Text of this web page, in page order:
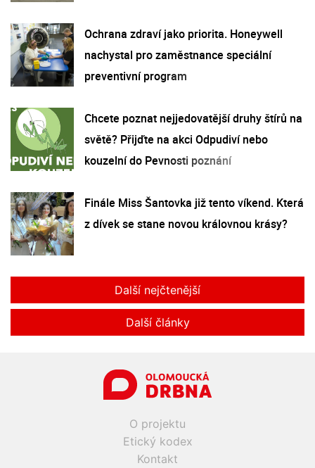
Ochrana zdraví jako priorita. Honeywell
nachystal pro zaměstnance speciální
preventivní program
Chcete poznat nejjedovatější druhy štírů na
světě? Přijďte na akci Odpudiví nebo
kouzelní do Pevnosti poznání
Finále Miss Šantovka již tento víkend. Která
z dívek se stane novou královnou krásy?
Další nejčtenější
Další články
O projektu
Etický kodex
Kontakt